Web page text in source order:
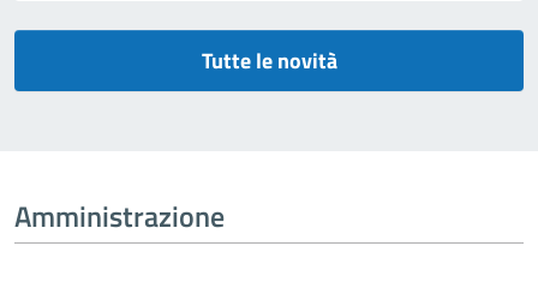
Tutte le novità
Amministrazione